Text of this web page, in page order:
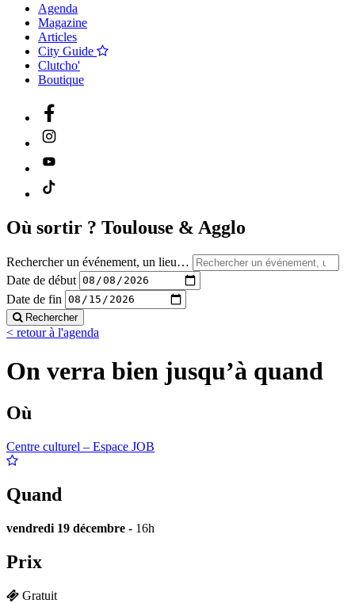
Agenda
Magazine
Articles
City Guide
Clutcho'
Boutique
Où sortir ? Toulouse & Agglo
Rechercher un événement, un lieu…
Date de début
Date de fin
Rechercher
< retour à l'agenda
On verra bien jusqu’à quand
Où
Centre culturel – Espace JOB
Quand
vendredi 19 décembre - 16h
Prix
Gratuit